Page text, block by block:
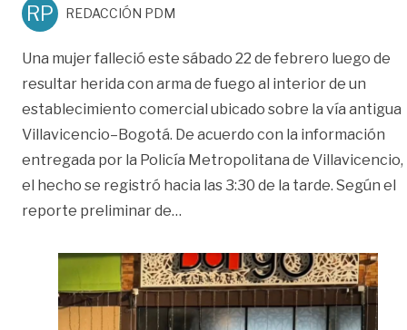
RP REDACCIÓN PDM
Una mujer falleció este sábado 22 de febrero luego de
resultar herida con arma de fuego al interior de un
establecimiento comercial ubicado sobre la vía antigua
Villavicencio–Bogotá. De acuerdo con la información
entregada por la Policía Metropolitana de Villavicencio,
el hecho se registró hacia las 3:30 de la tarde. Según el
reporte preliminar de…